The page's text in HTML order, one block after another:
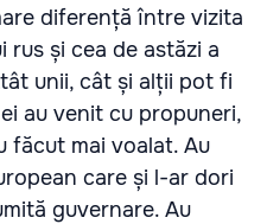
diferență între vizita
și cea de astăzi a
unii, cât și alții pot fi
au venit cu propuneri,
făcut mai voalat. Au
care și l-ar dori
guvernare. Au